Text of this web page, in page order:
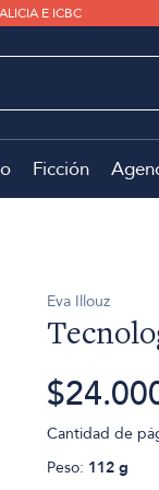
E ICBC
Ficción
Eva Illouz
Cantidad de
Peso: 112 g